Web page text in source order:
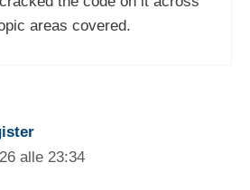
areas covered.
alle 23:34